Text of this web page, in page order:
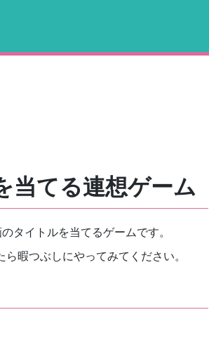
当てる連想ゲーム
タイトルを当てるゲームです。
暇つぶしにやってみてください。